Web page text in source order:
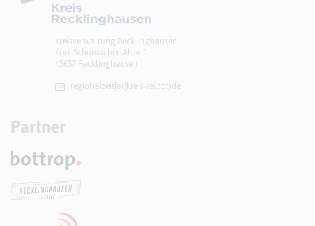
Kreisverwaltung Recklinghausen
Kurt-Schumacher-Allee 1
45657 Recklinghausen
regiofreizeit[at]​kreis-re(dot)de
Partner